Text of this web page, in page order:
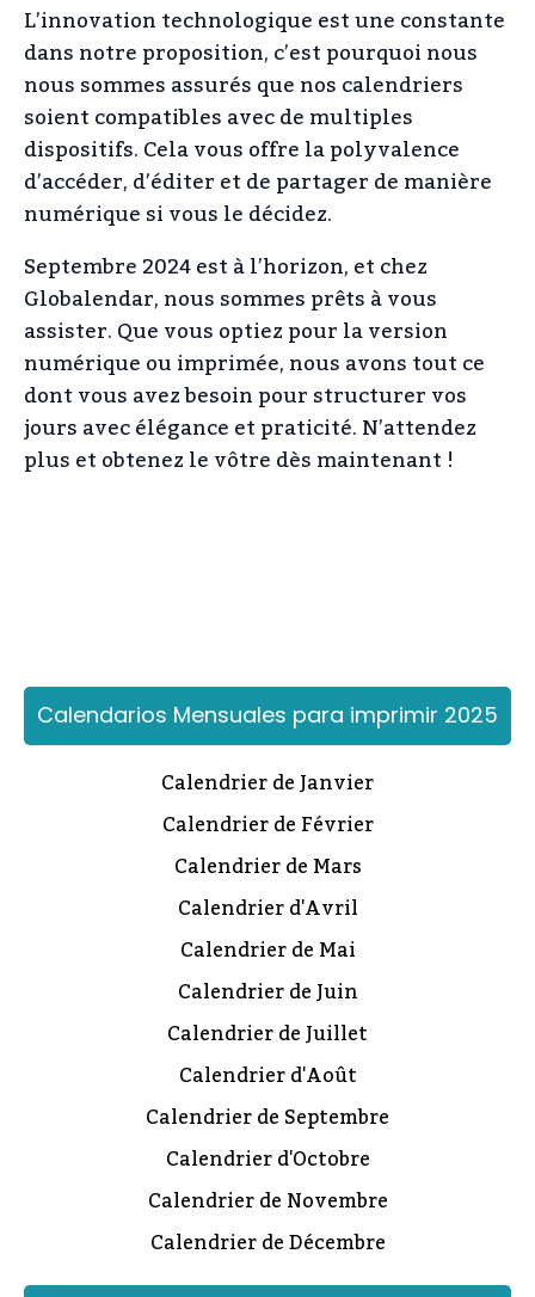
L’innovation technologique est une constante
dans notre proposition, c’est pourquoi nous
nous sommes assurés que nos calendriers
soient compatibles avec de multiples
dispositifs. Cela vous offre la polyvalence
d’accéder, d’éditer et de partager de manière
numérique si vous le décidez.
Septembre 2024 est à l’horizon, et chez
Globalendar, nous sommes prêts à vous
assister. Que vous optiez pour la version
numérique ou imprimée, nous avons tout ce
dont vous avez besoin pour structurer vos
jours avec élégance et praticité. N’attendez
plus et obtenez le vôtre dès maintenant !
Calendarios Mensuales para imprimir 2025
Calendrier de Janvier
Calendrier de Février
Calendrier de Mars
Calendrier d'Avril
Calendrier de Mai
Calendrier de Juin
Calendrier de Juillet
Calendrier d'Août
Calendrier de Septembre
Calendrier d'Octobre
Calendrier de Novembre
Calendrier de Décembre